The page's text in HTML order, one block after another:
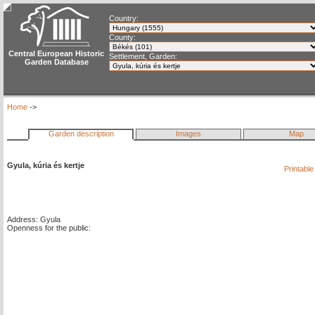
Central European Historic
Garden Database
Country:
County:
Settlement, Garden:
Home ->
Garden description Images Map
Gyula, kúria és kertje
Address: Gyula
Openness for the public: